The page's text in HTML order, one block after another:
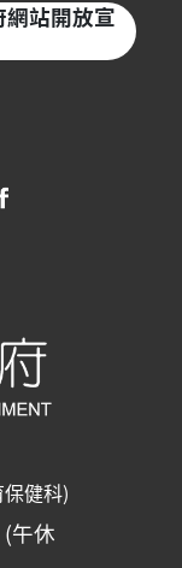
網站開放宣
健科)
午休